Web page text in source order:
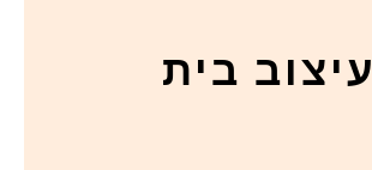
עיצוב בית